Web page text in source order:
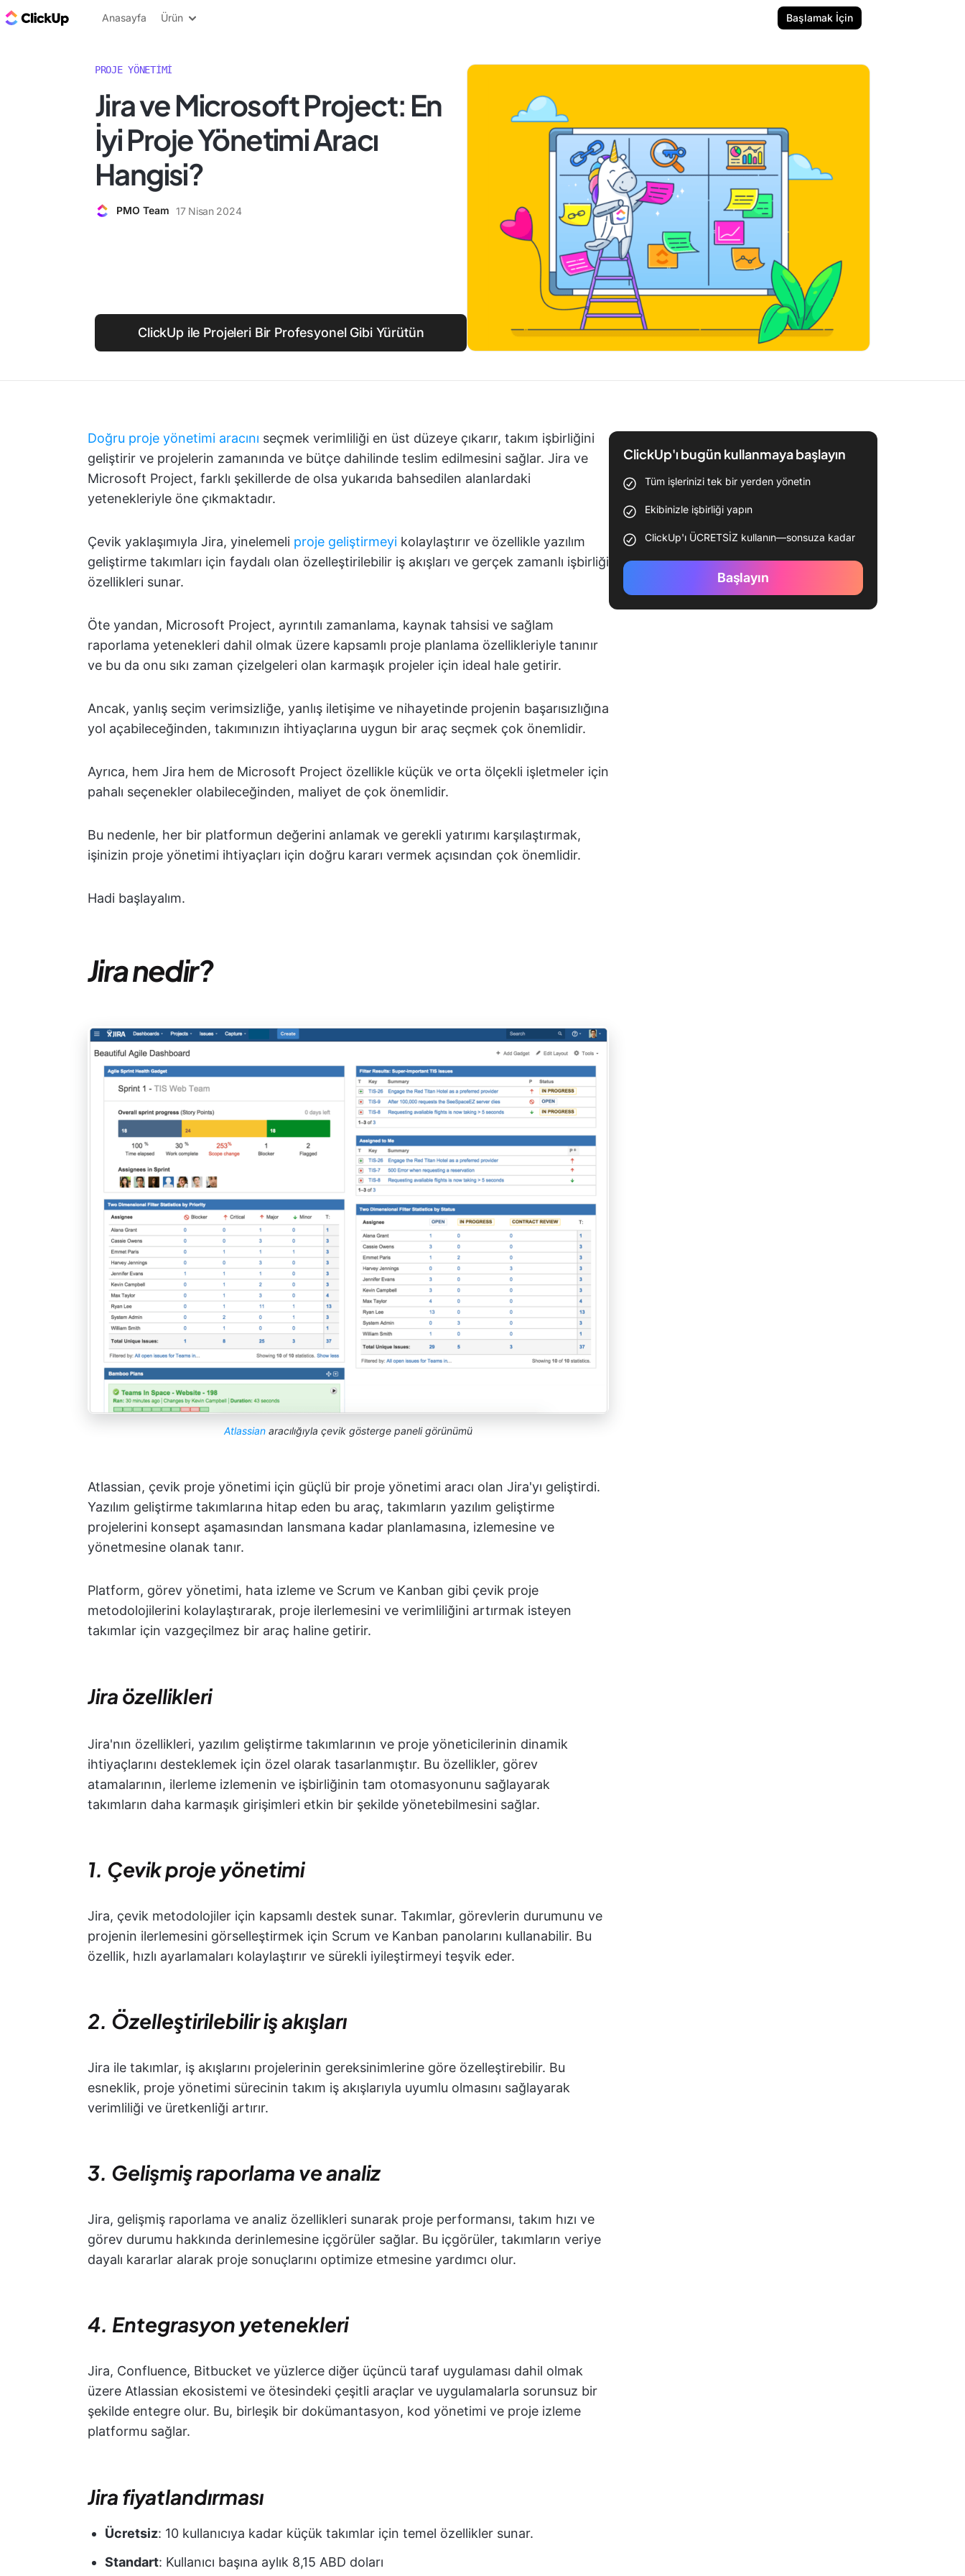
ClickUp Blog
Anasayfa Ürün Başlamak İçin
PROJE YÖNETIMI
Jira ve Microsoft Project: En
İyi Proje Yönetimi Aracı
Hangisi?
PMO Team 17 Nisan 2024
ClickUp ile Projeleri Bir Profesyonel Gibi Yürütün
Doğru proje yönetimi aracını seçmek verimliliği en üst düzeye çıkarır, takım işbirliğini
geliştirir ve projelerin zamanında ve bütçe dahilinde teslim edilmesini sağlar. Jira ve
Microsoft Project, farklı şekillerde de olsa yukarıda bahsedilen alanlardaki
yetenekleriyle öne çıkmaktadır.
Çevik yaklaşımıyla Jira, yinelemeli proje geliştirmeyi kolaylaştırır ve özellikle yazılım
geliştirme takımları için faydalı olan özelleştirilebilir iş akışları ve gerçek zamanlı işbirliği
özellikleri sunar.
Öte yandan, Microsoft Project, ayrıntılı zamanlama, kaynak tahsisi ve sağlam
raporlama yetenekleri dahil olmak üzere kapsamlı proje planlama özellikleriyle tanınır
ve bu da onu sıkı zaman çizelgeleri olan karmaşık projeler için ideal hale getirir.
Ancak, yanlış seçim verimsizliğe, yanlış iletişime ve nihayetinde projenin başarısızlığına
yol açabileceğinden, takımınızın ihtiyaçlarına uygun bir araç seçmek çok önemlidir.
Ayrıca, hem Jira hem de Microsoft Project özellikle küçük ve orta ölçekli işletmeler için
pahalı seçenekler olabileceğinden, maliyet de çok önemlidir.
Bu nedenle, her bir platformun değerini anlamak ve gerekli yatırımı karşılaştırmak,
işinizin proje yönetimi ihtiyaçları için doğru kararı vermek açısından çok önemlidir.
Hadi başlayalım.
Jira nedir?
Atlassian aracılığıyla çevik gösterge paneli görünümü
Atlassian, çevik proje yönetimi için güçlü bir proje yönetimi aracı olan Jira'yı geliştirdi.
Yazılım geliştirme takımlarına hitap eden bu araç, takımların yazılım geliştirme
projelerini konsept aşamasından lansmana kadar planlamasına, izlemesine ve
yönetmesine olanak tanır.
Platform, görev yönetimi, hata izleme ve Scrum ve Kanban gibi çevik proje
metodolojilerini kolaylaştırarak, proje ilerlemesini ve verimliliğini artırmak isteyen
takımlar için vazgeçilmez bir araç haline getirir.
Jira özellikleri
Jira'nın özellikleri, yazılım geliştirme takımlarının ve proje yöneticilerinin dinamik
ihtiyaçlarını desteklemek için özel olarak tasarlanmıştır. Bu özellikler, görev
atamalarının, ilerleme izlemenin ve işbirliğinin tam otomasyonunu sağlayarak
takımların daha karmaşık girişimleri etkin bir şekilde yönetebilmesini sağlar.
1. Çevik proje yönetimi
Jira, çevik metodolojiler için kapsamlı destek sunar. Takımlar, görevlerin durumunu ve
projenin ilerlemesini görselleştirmek için Scrum ve Kanban panolarını kullanabilir. Bu
özellik, hızlı ayarlamaları kolaylaştırır ve sürekli iyileştirmeyi teşvik eder.
2. Özelleştirilebilir iş akışları
Jira ile takımlar, iş akışlarını projelerinin gereksinimlerine göre özelleştirebilir. Bu
esneklik, proje yönetimi sürecinin takım iş akışlarıyla uyumlu olmasını sağlayarak
verimliliği ve üretkenliği artırır.
3. Gelişmiş raporlama ve analiz
Jira, gelişmiş raporlama ve analiz özellikleri sunarak proje performansı, takım hızı ve
görev durumu hakkında derinlemesine içgörüler sağlar. Bu içgörüler, takımların veriye
dayalı kararlar alarak proje sonuçlarını optimize etmesine yardımcı olur.
4. Entegrasyon yetenekleri
Jira, Confluence, Bitbucket ve yüzlerce diğer üçüncü taraf uygulaması dahil olmak
üzere Atlassian ekosistemi ve ötesindeki çeşitli araçlar ve uygulamalarla sorunsuz bir
şekilde entegre olur. Bu, birleşik bir dokümantasyon, kod yönetimi ve proje izleme
platformu sağlar.
Jira fiyatlandırması
Ücretsiz: 10 kullanıcıya kadar küçük takımlar için temel özellikler sunar.
Standart: Kullanıcı başına aylık 8,15 ABD doları
ClickUp'ı bugün kullanmaya başlayın
Tüm işlerinizi tek bir yerden yönetin
Ekibinizle işbirliği yapın
ClickUp'ı ÜCRETSİZ kullanın—sonsuza kadar
Başlayın